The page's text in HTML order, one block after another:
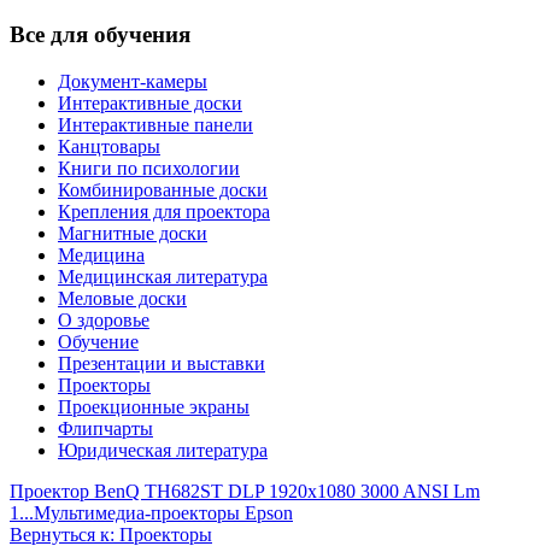
Все для обучения
Документ-камеры
Интерактивные доски
Интерактивные панели
Канцтовары
Книги по психологии
Комбинированные доски
Крепления для проектора
Магнитные доски
Медицина
Медицинская литература
Меловые доски
О здоровье
Обучение
Презентации и выставки
Проекторы
Проекционные экраны
Флипчарты
Юридическая литература
Проектор BenQ TH682ST DLP 1920x1080 3000 ANSI Lm
1...Мультимедиа-проекторы Epson
Вернуться к: Проекторы